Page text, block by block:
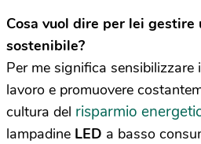
Cosa vuol dire per lei gestire
sostenibile?
Per me significa sensibilizzare
lavoro e promuovere
cultura del risparmio
lampadine LED a basso